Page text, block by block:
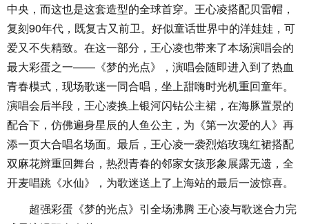
中央，而这也是这套造型的全球首穿。王心凌搭配贝雷帽，
复刻90年代，既复古又前卫。好似童话世界中的洋娃娃，可
爱又不失精致。在这一部分，王心凌也带来了本场演唱会的
最大彩蛋之一——《梦的光点》，演唱会随即进入到了热血
青春模式，现场歌迷一同合唱，坐上甜嗨时光机重回童年。
演唱会后半段，王心凌换上银河闪钻公主裙，在海豚置景的
配合下，仿佛遍身星辰的人鱼公主，为《第一次爱的人》再
添一页大合唱名场面。最后，王心凌一袭烈焰玫瑰红裙搭配
双麻花辫重回舞台，热烈青春的邻家女孩形象展露无遗，全
开麦唱跳《水仙》，为歌迷送上了上海站的最后一波惊喜。
超强彩蛋《梦的光点》引全场沸腾 王心凌与歌迷合力完